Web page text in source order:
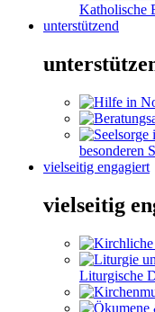
Katholische
unterstützend
besonderen
vielseitig engagiert
vielseitig
Liturgische